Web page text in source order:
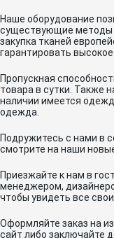
Наше оборудование
существующие методы
закупка тканей
гарантировать
Пропускная
товара в сутки. Также
наличии имеется
одежда.
Подружитесь с нами в
смотрите на наши
Приезжайте к нам в
менеджером,
чтобы увидеть все
Оформляйте заказ на
сайт либо заключайте